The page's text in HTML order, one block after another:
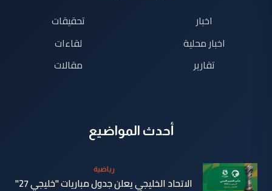
اخبار
اخبار محلية
تقارير
تحقيقات
لقاءات
مقالات
أحدث المواضيع
رياضية
الاتحاد الخليجي يعلن جدول مباريات "خليجي 27"